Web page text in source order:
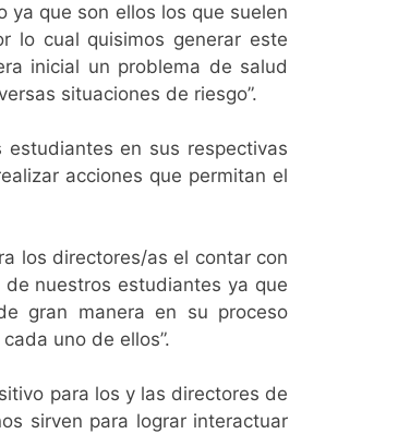
ya que son ellos los que suelen
lo cual quisimos generar este
inicial un problema de salud
situaciones de riesgo”.
en sus respectivas
acciones que permitan el
los directores/as el contar con
nuestros estudiantes ya que
gran manera en su proceso
uno de ellos”.
para los y las directores de
sirven para lograr interactuar